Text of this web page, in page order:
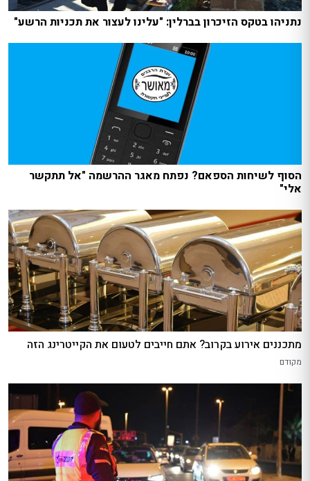
נתניהו בטקס הזיכרון בברלין: "עלינו לעצור את תכניות הרשע"
הסוף לשיחות הספאם? נפתח מאגר ההרשמה "אל תתקשר
אלי"
מתכננים אירוע בקרוב? אתם חייבים לטעום את הקייטרינג הזה
מקודם